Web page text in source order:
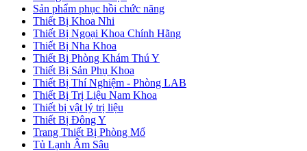
Sản phẩm phục hồi chức năng
Thiết Bị Khoa Nhi
Thiết Bị Ngoại Khoa Chính Hãng
Thiết Bị Nha Khoa
Thiết Bị Phòng Khám Thú Y
Thiết Bị Sản Phụ Khoa
Thiết Bị Thí Nghiệm - Phòng LAB
Thiết Bị Trị Liệu Nam Khoa
Thiết bị vật lý trị liệu
Thiết Bị Đông Y
Trang Thiết Bị Phòng Mổ
Tủ Lạnh Âm Sâu